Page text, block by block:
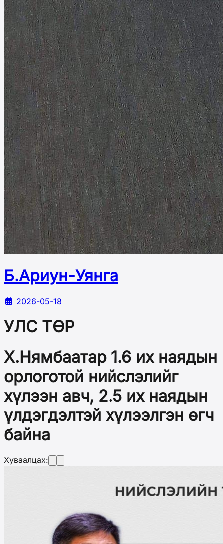
Б.Ариун-Уянга
2026-05-18
УЛС ТӨР
Х.Нямбаатар 1.6 их наядын
орлоготой нийслэлийг
хүлээн авч, 2.5 их наядын
үлдэгдэлтэй хүлээлгэн өгч
байна
Хуваалцах: